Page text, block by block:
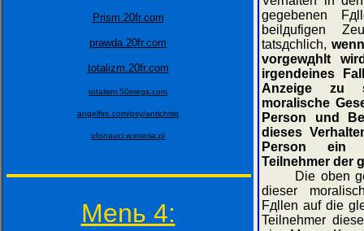
Prism.20fr.com
prawda.20fr.com
totalizm.20fr.com
totalism.50megs.com
angelfire.com/psy/antichrist
ufonauci.w.interia.pl
Menь 4:
gegebenen
beilдufigen
tatsдchlich,
vorgewдhlt
irgendeines
Anzeige zu
moralische
Person und
dieses
Person ein
Teilnehmer der
Die oben
dieser
Fдllen auf die
Teilnehmer